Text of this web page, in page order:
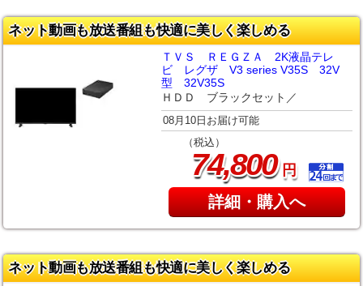
ネット動画も放送番組も快適に美しく楽しめる
ＴＶＳ ＲＥＧＺＡ 2K液晶テレ
ビ レグザ V3 series V35S 32V
型 32V35S
ＨＤＤ ブラックセット／
08月10日お届け可能
（税込）
74,800円
詳細・購入へ
ネット動画も放送番組も快適に美しく楽しめる